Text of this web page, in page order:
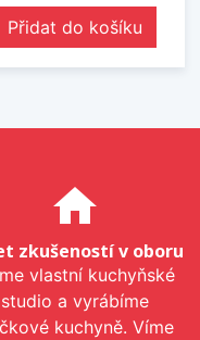
Přidat do košíku
home
zkušeností v oboru
vlastní kuchyňské
studio a vyrábíme
kuchyně. Víme